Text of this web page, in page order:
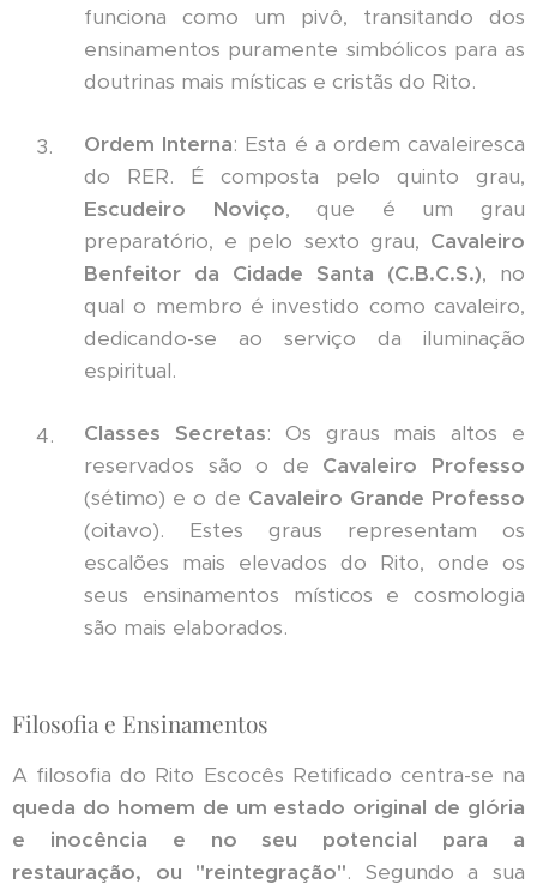
funciona como um pivô, transitando dos
ensinamentos puramente simbólicos para as
doutrinas mais místicas e cristãs do Rito.
Ordem Interna: Esta é a ordem cavaleiresca
do RER. É composta pelo quinto grau,
Escudeiro Noviço, que é um grau
preparatório, e pelo sexto grau, Cavaleiro
Benfeitor da Cidade Santa (C.B.C.S.), no
qual o membro é investido como cavaleiro,
dedicando-se ao serviço da iluminação
espiritual.
Classes Secretas: Os graus mais altos e
reservados são o de Cavaleiro Professo
(sétimo) e o de Cavaleiro Grande Professo
(oitavo). Estes graus representam os
escalões mais elevados do Rito, onde os
seus ensinamentos místicos e cosmologia
são mais elaborados.
Filosofia e Ensinamentos
A filosofia do Rito Escocês Retificado centra-se na
queda do homem de um estado original de glória
e inocência e no seu potencial para a
restauração, ou "reintegração". Segundo a sua